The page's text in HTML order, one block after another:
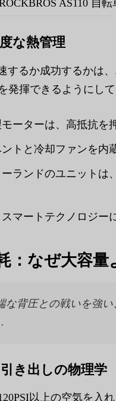
AS110 自
な熱管理
するか成功するかは
発揮できるようにし
ーターは、高抵抗を
トと冷却ファンを内
ランドのユニットは
スマートテクノロジー
：なぜ大容
な背圧との戦いを強
き出しの物理学
以上の空気を入